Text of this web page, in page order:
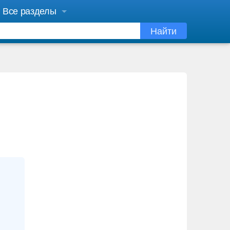
Все разделы
Найти